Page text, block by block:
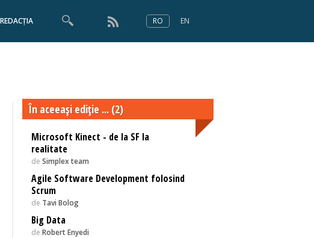
REDACȚIA RO EN
În aceeaşi ediţie ... (2)
Microsoft Kinect - de la SF la
realitate
de Simplex team
Agile Software Development folosind
Scrum
de Tavi Bolog
Big Data
de Robert Enyedi